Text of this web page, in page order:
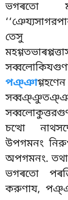
ভগৰতো
পঞ্ঞাগ্গহণেন
চত্থো
উপগমনং
অপগমনং.
ভগৰতো
করুণায,